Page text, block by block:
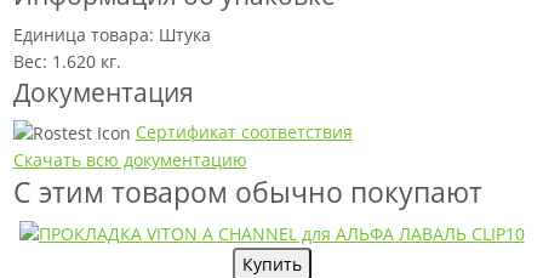
Единица товара: Штука
Вес: 1.620 кг.
Документация
Сертификат соответствия
Скачать всю документацию
С этим товаром обычно покупают
Купить